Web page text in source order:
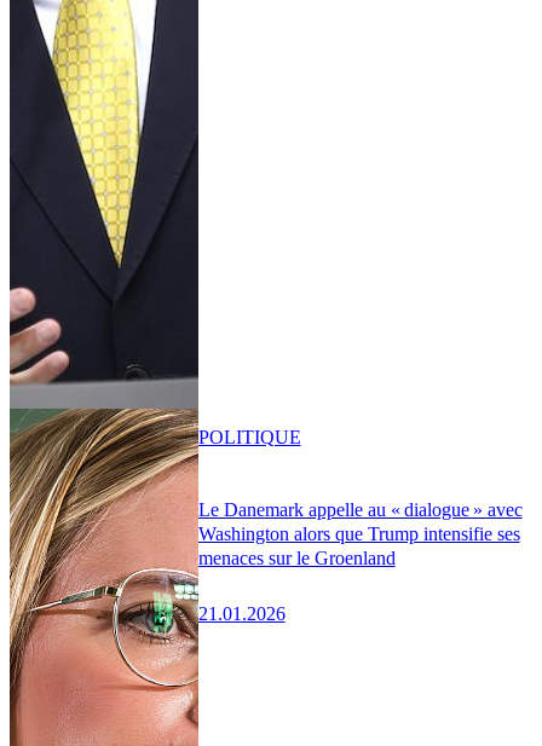
Le Danemark appelle au « dialogue » avec
Washington alors que Trump intensifie ses
menaces sur le Groenland
21.01.2026
POLITIQUE